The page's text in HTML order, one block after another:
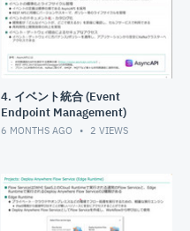
4. イベント統合 (Event
Endpoint Management)
6 MONTHS AGO 2 VIEWS